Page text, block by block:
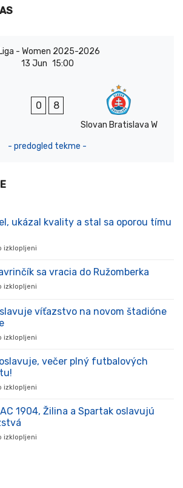
I Liga - Women 2025-2026
13 Jun 15:00
0 8
Slovan Bratislava W
- predogled tekme -
ukázal kvality a stal sa oporou tímu
izklopljeni
prišiel,
stal
súťaži
sa vracia do Ružomberka
izklopljeni
Lavrinčík
sa
víťazstvo na novom štadióne
izklopljeni
oslavuje
v
večer plný futbalových
izklopljeni
oslavuje,
1904, Žilina a Spartak oslavujú
izklopljeni